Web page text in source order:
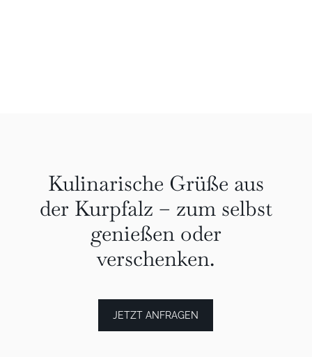
Kulinarische Grüße aus
der Kurpfalz – zum selbst
genießen oder
verschenken.
JETZT ANFRAGEN